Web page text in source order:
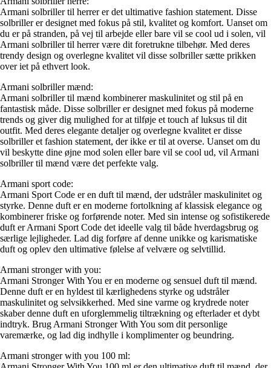
Armani solbriller til herrer er det ultimative fashion statement. Disse
solbriller er designet med fokus på stil, kvalitet og komfort. Uanset om
du er på stranden, på vej til arbejde eller bare vil se cool ud i solen, vil
Armani solbriller til herrer være dit foretrukne tilbehør. Med deres
trendy design og overlegne kvalitet vil disse solbriller sætte prikken
over iet på ethvert look.
Armani solbriller mænd:
Armani solbriller til mænd kombinerer maskulinitet og stil på en
fantastisk måde. Disse solbriller er designet med fokus på moderne
trends og giver dig mulighed for at tilføje et touch af luksus til dit
outfit. Med deres elegante detaljer og overlegne kvalitet er disse
solbriller et fashion statement, der ikke er til at overse. Uanset om du
vil beskytte dine øjne mod solen eller bare vil se cool ud, vil Armani
solbriller til mænd være det perfekte valg.
Armani sport code:
Armani Sport Code er en duft til mænd, der udstråler maskulinitet og
styrke. Denne duft er en moderne fortolkning af klassisk elegance og
kombinerer friske og forførende noter. Med sin intense og sofistikerede
duft er Armani Sport Code det ideelle valg til både hverdagsbrug og
særlige lejligheder. Lad dig forføre af denne unikke og karismatiske
duft og oplev den ultimative følelse af velvære og selvtillid.
Armani stronger with you:
Armani Stronger With You er en moderne og sensuel duft til mænd.
Denne duft er en hyldest til kærlighedens styrke og udstråler
maskulinitet og selvsikkerhed. Med sine varme og krydrede noter
skaber denne duft en uforglemmelig tiltrækning og efterlader et dybt
indtryk. Brug Armani Stronger With You som dit personlige
varemærke, og lad dig indhylle i komplimenter og beundring.
Armani stronger with you 100 ml: